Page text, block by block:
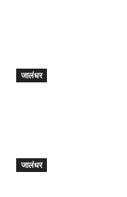
जालंधर
जालंधर